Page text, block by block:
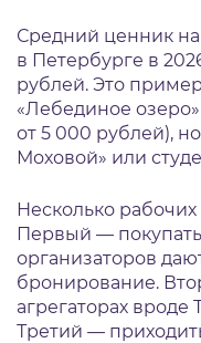
Средний ценник
в Петербурге в
рублей. Это
«Лебединое
от 5 000 рублей),
Моховой» или
Несколько
Первый —
организаторов
бронирование.
агрегаторах вроде
Третий —